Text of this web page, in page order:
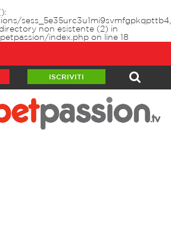
sess_5e35urc3u1mi9svmfgpkqpttb4,
non esistente (2) in
index.php on line 18
ISCRIVITI